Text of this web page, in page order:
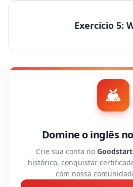
Exercício 5:
Domine o inglês
Crie sua conta no
histórico, conquistar
com nossa